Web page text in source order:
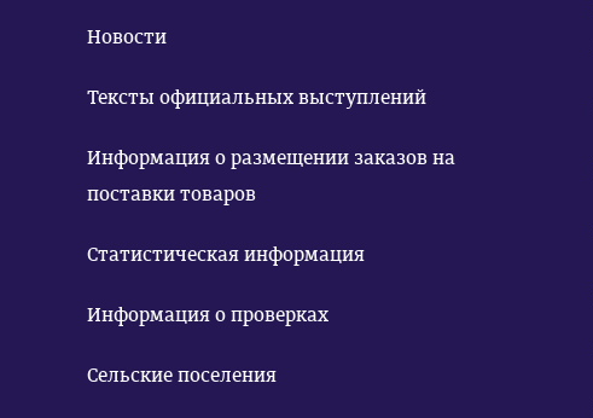
Новости
Тексты официальных выступлений
Информация о размещении заказов на
поставки товаров
Статистическая информация
Информация о проверках
Сельские поселения